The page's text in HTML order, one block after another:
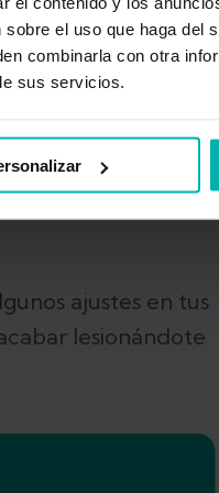
el uso que haga del
combinarla con otra
sus servicios.
ajustes en tus
lesionándote